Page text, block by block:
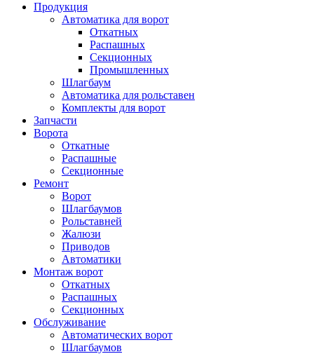
Продукция
Автоматика для ворот
Откатных
Распашных
Секционных
Промышленных
Шлагбаум
Автоматика для рольставен
Комплекты для ворот
Запчасти
Ворота
Откатные
Распашные
Секционные
Ремонт
Ворот
Шлагбаумов
Рольставней
Жалюзи
Приводов
Автоматики
Монтаж ворот
Откатных
Распашных
Секционных
Обслуживание
Автоматических ворот
Шлагбаумов